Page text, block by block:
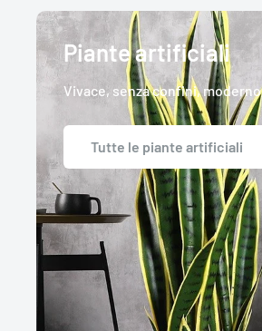
Piante artificiali
Vivace, senza confini, moderno
Tutte le piante artificiali